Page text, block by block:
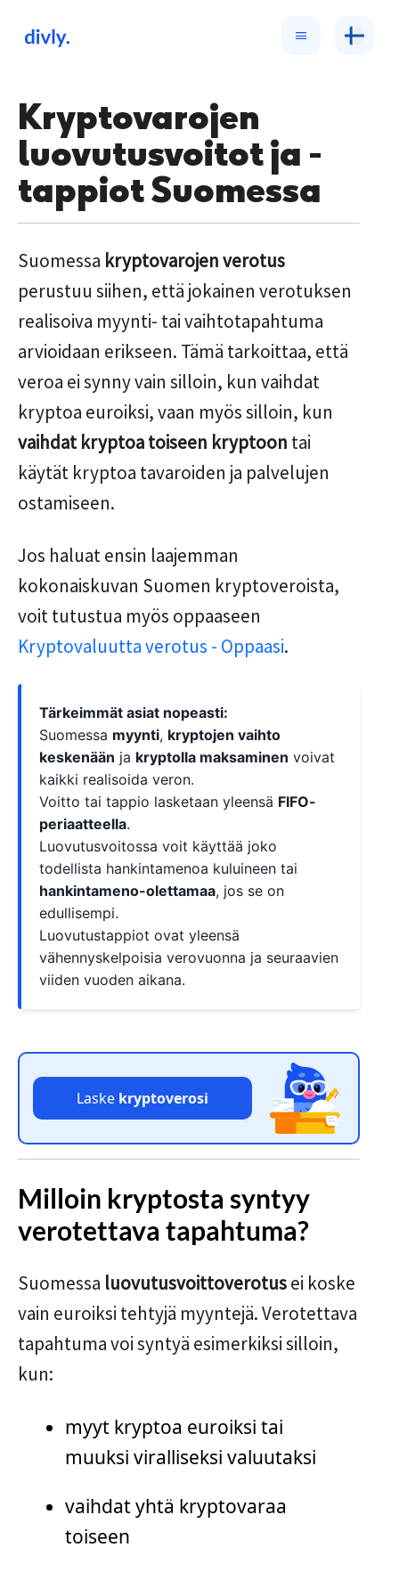
Kryptovarojen
luovutusvoitot ja -
tappiot Suomessa
Suomessa kryptovarojen verotus
perustuu siihen, että jokainen verotuksen
realisoiva myynti- tai vaihtotapahtuma
arvioidaan erikseen. Tämä tarkoittaa, että
veroa ei synny vain silloin, kun vaihdat
kryptoa euroiksi, vaan myös silloin, kun
vaihdat kryptoa toiseen kryptoon tai
käytät kryptoa tavaroiden ja palvelujen
ostamiseen.
Jos haluat ensin laajemman
kokonaiskuvan Suomen kryptoveroista,
voit tutustua myös oppaaseen
Kryptovaluutta verotus - Oppaasi.
Tärkeimmät asiat nopeasti:
Suomessa myynti, kryptojen vaihto
keskenään ja kryptolla maksaminen voivat
kaikki realisoida veron.
Voitto tai tappio lasketaan yleensä FIFO-
periaatteella.
Luovutusvoitossa voit käyttää joko
todellista hankintamenoa kuluineen tai
hankintameno-olettamaa, jos se on
edullisempi.
Luovutustappiot ovat yleensä
vähennyskelpoisia verovuonna ja seuraavien
viiden vuoden aikana.
Laske kryptoverosi
Milloin kryptosta syntyy
verotettava tapahtuma?
Suomessa luovutusvoittoverotusei koske
vain euroiksi tehtyjä myyntejä. Verotettava
tapahtuma voi syntyä esimerkiksi silloin,
kun:
myyt kryptoa euroiksi tai
muuksi viralliseksi valuutaksi
vaihdat yhtä kryptovaraa
toiseen